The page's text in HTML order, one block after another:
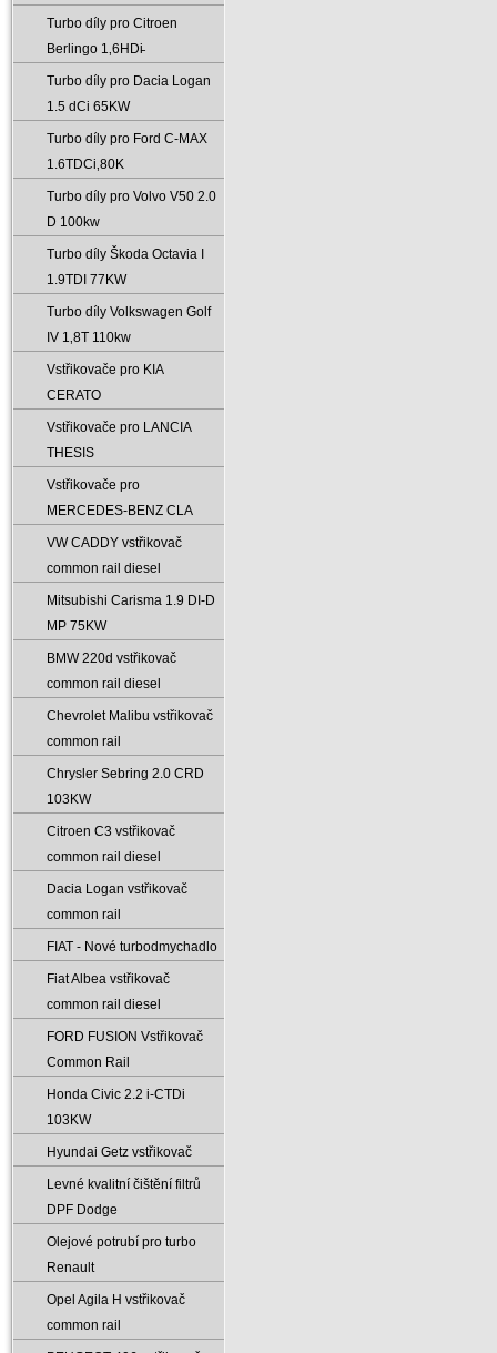
Turbo díly pro Citroen
Berlingo 1‚6HDi̵
Turbo díly pro Dacia Logan
1.5 dCi 65KW
Turbo díly pro Ford C-MAX
1.6TDCi‚80K
Turbo díly pro Volvo V50 2.0
D 100kw
Turbo díly Škoda Octavia I
1.9TDI 77KW
Turbo díly Volkswagen Golf
IV 1‚8T 110kw
Vstřikovače pro KIA
CERATO
Vstřikovače pro LANCIA
THESIS
Vstřikovače pro
MERCEDES-BENZ CLA
VW CADDY vstřikovač
common rail diesel
Mitsubishi Carisma 1.9 DI-D
MP 75KW
BMW 220d vstřikovač
common rail diesel
Chevrolet Malibu vstřikovač
common rail
Chrysler Sebring 2.0 CRD
103KW
Citroen C3 vstřikovač
common rail diesel
Dacia Logan vstřikovač
common rail
FIAT - Nové turbodmychadlo
Fiat Albea vstřikovač
common rail diesel
FORD FUSION Vstřikovač
Common Rail
Honda Civic 2.2 i-CTDi
103KW
Hyundai Getz vstřikovač
Levné kvalitní čištění filtrů
DPF Dodge
Olejové potrubí pro turbo
Renault
Opel Agila H vstřikovač
common rail